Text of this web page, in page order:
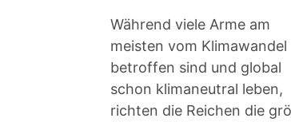
Während viele Arme am
meisten vom Klimawandel
betroffen sind und global
schon klimaneutral leben,
richten die Reichen die